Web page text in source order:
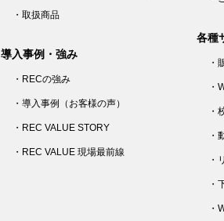
・取扱商品
導入事例・強み
・RECの強み
・導入事例（お客様の声）
・REC VALUE STORY
・REC VALUE 現場最前線
各種
・
・
・
・
・
・
・